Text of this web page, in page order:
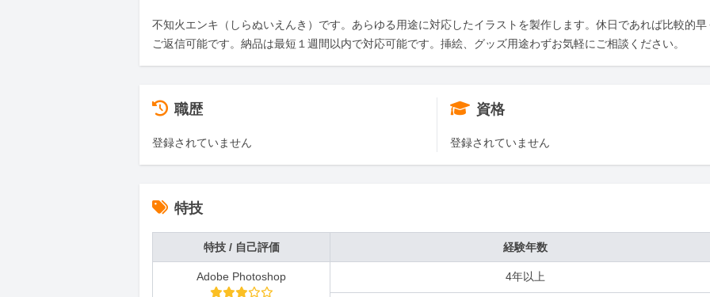
不知火エンキ（しらぬいえんき）です。あらゆる用途に対応したイラストを製作します。休日であれば比較的早
ご返信可能です。納品は最短１週間以内で対応可能です。挿絵、グッズ用途わずお気軽にご相談ください。
職歴
登録されていません
資格
登録されていません
特技
特技 / 自己評価 経験年数
Adobe Photoshop 4年以上